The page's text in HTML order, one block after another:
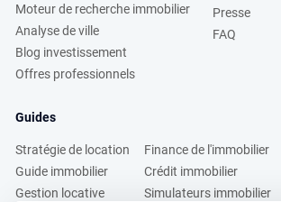
Moteur de recherche immobilier
Analyse de ville
Blog investissement
Offres professionnels
Presse
FAQ
Guides
Stratégie de location
Guide immobilier
Gestion locative
Finance de l'immobilier
Crédit immobilier
Simulateurs immobilier